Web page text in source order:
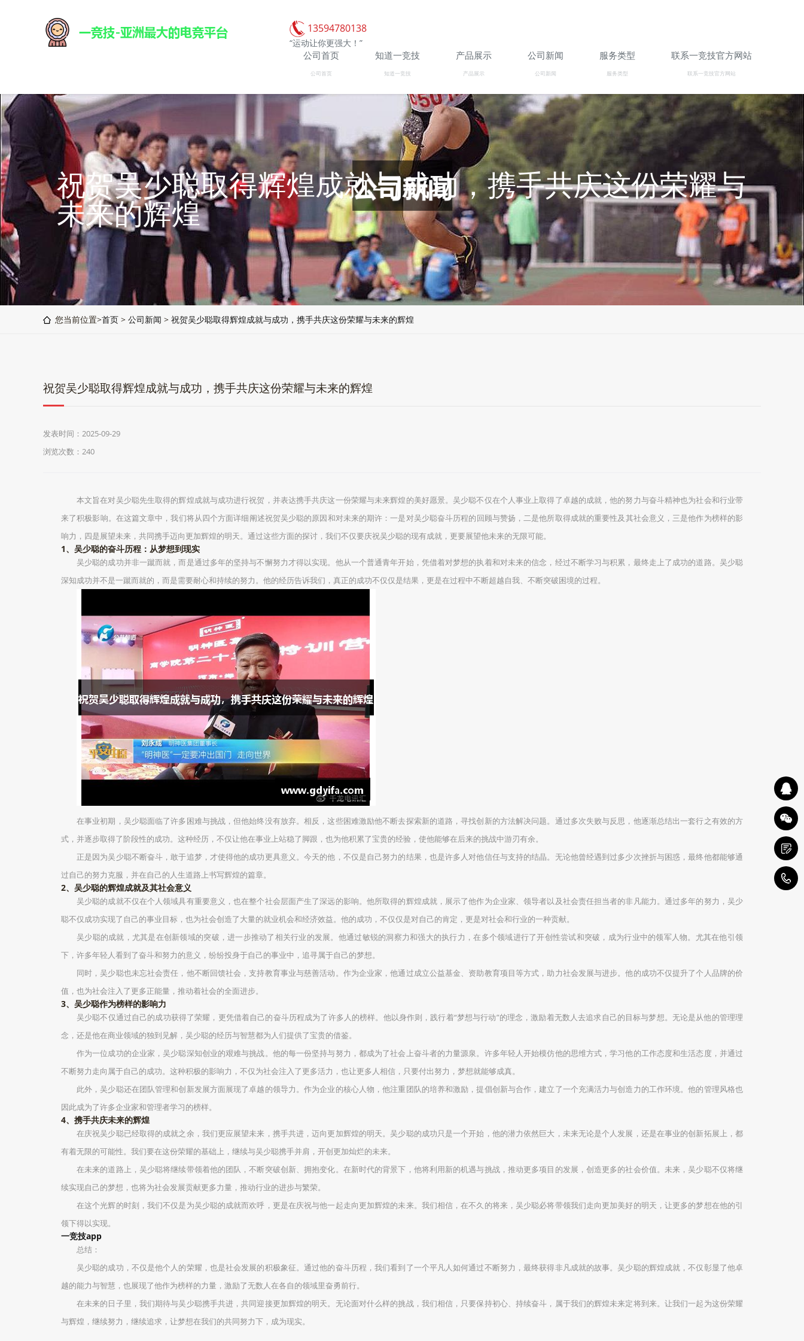
13594780138
“运动让你更强大！”
公司首页
公司首页
知道一竞技
知道一竞技
产品展示
产品展示
公司新闻
公司新闻
服务类型
服务类型
联系一竞技官方网站
联系一竞技官方网站
祝贺吴少聪取得辉煌成就与成功，携手共庆这份荣耀与
未来的辉煌
您当前位置>首页 > 公司新闻 > 祝贺吴少聪取得辉煌成就与成功，携手共庆这份荣耀与未来的辉煌
祝贺吴少聪取得辉煌成就与成功，携手共庆这份荣耀与未来的辉煌
发表时间：2025-09-29
浏览次数：240
本文旨在对吴少聪先生取得的辉煌成就与成功进行祝贺，并表达携手共庆这一份荣耀与未来辉煌的美好愿景。吴少聪不仅在个人事业上取得了卓越的成就，他的努力与奋斗精神也为社会和行业带
来了积极影响。在这篇文章中，我们将从四个方面详细阐述祝贺吴少聪的原因和对未来的期许：一是对吴少聪奋斗历程的回顾与赞扬，二是他所取得成就的重要性及其社会意义，三是他作为榜样的影
响力，四是展望未来，共同携手迈向更加辉煌的明天。通过这些方面的探讨，我们不仅要庆祝吴少聪的现有成就，更要展望他未来的无限可能。
1、吴少聪的奋斗历程：从梦想到现实
吴少聪的成功并非一蹴而就，而是通过多年的坚持与不懈努力才得以实现。他从一个普通青年开始，凭借着对梦想的执着和对未来的信念，经过不断学习与积累，最终走上了成功的道路。吴少聪
深知成功并不是一蹴而就的，而是需要耐心和持续的努力。他的经历告诉我们，真正的成功不仅仅是结果，更是在过程中不断超越自我、不断突破困境的过程。
在事业初期，吴少聪面临了许多困难与挑战，但他始终没有放弃。相反，这些困难激励他不断去探索新的道路，寻找创新的方法解决问题。通过多次失败与反思，他逐渐总结出一套行之有效的方
式，并逐步取得了阶段性的成功。这种经历，不仅让他在事业上站稳了脚跟，也为他积累了宝贵的经验，使他能够在后来的挑战中游刃有余。
正是因为吴少聪不断奋斗，敢于追梦，才使得他的成功更具意义。今天的他，不仅是自己努力的结果，也是许多人对他信任与支持的结晶。无论他曾经遇到过多少次挫折与困惑，最终他都能够通
过自己的努力克服，并在自己的人生道路上书写辉煌的篇章。
2、吴少聪的辉煌成就及其社会意义
吴少聪的成就不仅在个人领域具有重要意义，也在整个社会层面产生了深远的影响。他所取得的辉煌成就，展示了他作为企业家、领导者以及社会责任担当者的非凡能力。通过多年的努力，吴少
聪不仅成功实现了自己的事业目标，也为社会创造了大量的就业机会和经济效益。他的成功，不仅仅是对自己的肯定，更是对社会和行业的一种贡献。
吴少聪的成就，尤其是在创新领域的突破，进一步推动了相关行业的发展。他通过敏锐的洞察力和强大的执行力，在多个领域进行了开创性尝试和突破，成为行业中的领军人物。尤其在他引领
下，许多年轻人看到了奋斗和努力的意义，纷纷投身于自己的事业中，追寻属于自己的梦想。
同时，吴少聪也未忘社会责任，他不断回馈社会，支持教育事业与慈善活动。作为企业家，他通过成立公益基金、资助教育项目等方式，助力社会发展与进步。他的成功不仅提升了个人品牌的价
值，也为社会注入了更多正能量，推动着社会的全面进步。
3、吴少聪作为榜样的影响力
吴少聪不仅通过自己的成功获得了荣耀，更凭借着自己的奋斗历程成为了许多人的榜样。他以身作则，践行着“梦想与行动”的理念，激励着无数人去追求自己的目标与梦想。无论是从他的管理理
念，还是他在商业领域的独到见解，吴少聪的经历与智慧都为人们提供了宝贵的借鉴。
作为一位成功的企业家，吴少聪深知创业的艰难与挑战。他的每一份坚持与努力，都成为了社会上奋斗者的力量源泉。许多年轻人开始模仿他的思维方式，学习他的工作态度和生活态度，并通过
不断努力走向属于自己的成功。这种积极的影响力，不仅为社会注入了更多活力，也让更多人相信，只要付出努力，梦想就能够成真。
此外，吴少聪还在团队管理和创新发展方面展现了卓越的领导力。作为企业的核心人物，他注重团队的培养和激励，提倡创新与合作，建立了一个充满活力与创造力的工作环境。他的管理风格也
因此成为了许多企业家和管理者学习的榜样。
4、携手共庆未来的辉煌
在庆祝吴少聪已经取得的成就之余，我们更应展望未来，携手共进，迈向更加辉煌的明天。吴少聪的成功只是一个开始，他的潜力依然巨大，未来无论是个人发展，还是在事业的创新拓展上，都
有着无限的可能性。我们要在这份荣耀的基础上，继续与吴少聪携手并肩，开创更加灿烂的未来。
在未来的道路上，吴少聪将继续带领着他的团队，不断突破创新、拥抱变化。在新时代的背景下，他将利用新的机遇与挑战，推动更多项目的发展，创造更多的社会价值。未来，吴少聪不仅将继
续实现自己的梦想，也将为社会发展贡献更多力量，推动行业的进步与繁荣。
在这个光辉的时刻，我们不仅是为吴少聪的成就而欢呼，更是在庆祝与他一起走向更加辉煌的未来。我们相信，在不久的将来，吴少聪必将带领我们走向更加美好的明天，让更多的梦想在他的引
领下得以实现。
一竞技app
总结：
吴少聪的成功，不仅是他个人的荣耀，也是社会发展的积极象征。通过他的奋斗历程，我们看到了一个平凡人如何通过不断努力，最终获得非凡成就的故事。吴少聪的辉煌成就，不仅彰显了他卓
越的能力与智慧，也展现了他作为榜样的力量，激励了无数人在各自的领域里奋勇前行。
在未来的日子里，我们期待与吴少聪携手共进，共同迎接更加辉煌的明天。无论面对什么样的挑战，我们相信，只要保持初心、持续奋斗，属于我们的辉煌未来定将到来。让我们一起为这份荣耀
与辉煌，继续努力，继续追求，让梦想在我们的共同努力下，成为现实。